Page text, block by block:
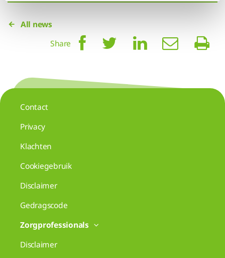
All news
Share
Contact
Privacy
Klachten
Cookiegebruik
Disclaimer
Gedragscode
Zorgprofessionals
Disclaimer